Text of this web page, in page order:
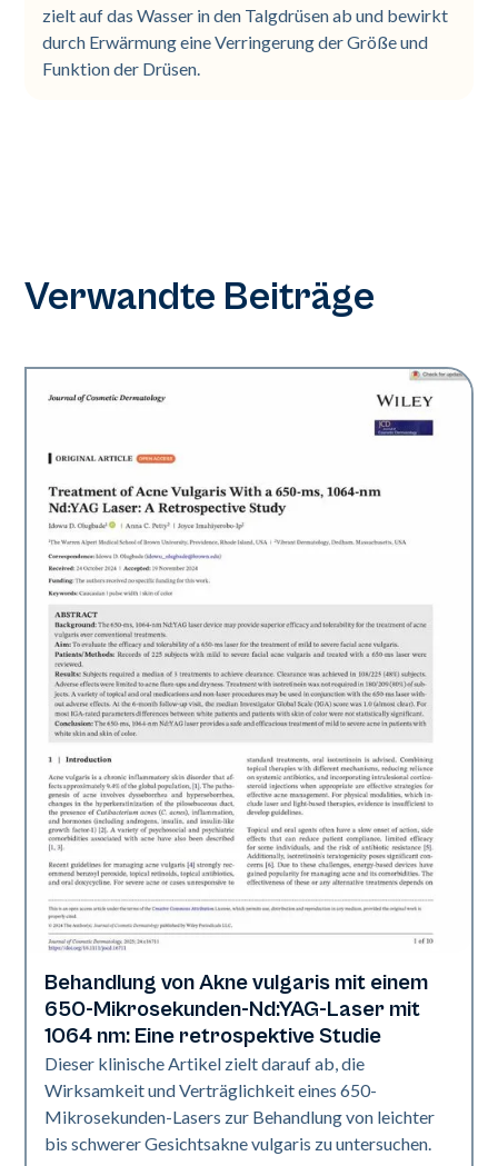
zielt auf das Wasser in den Talgdrüsen ab und bewirkt
durch Erwärmung eine Verringerung der Größe und
Funktion der Drüsen.
Verwandte Beiträge
Akne
Behandlung von Akne vulgaris mit einem
650-Mikrosekunden-Nd:YAG-Laser mit
1064 nm: Eine retrospektive Studie
Dieser klinische Artikel zielt darauf ab, die
Wirksamkeit und Verträglichkeit eines 650-
Mikrosekunden-Lasers zur Behandlung von leichter
bis schwerer Gesichtsakne vulgaris zu untersuchen.